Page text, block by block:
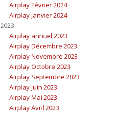
Airplay Février 2024
Airplay Janvier 2024
2023
Airplay annuel 2023
Airplay Décembre 2023
Airplay Novembre 2023
Airplay Octobre 2023
Airplay Septembre 2023
Airplay Juin 2023
Airplay Mai 2023
Airplay Avril 2023